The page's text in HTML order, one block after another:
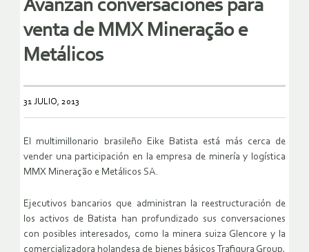
Avanzan conversaciones para
venta de MMX Mineração e
Metálicos
31 JULIO, 2013
El multimillonario brasileño Eike Batista está más cerca de
vender una participación en la empresa de minería y logística
MMX Mineração e Metálicos SA.
Ejecutivos bancarios que administran la reestructuración de
los activos de Batista han profundizado sus conversaciones
con posibles interesados, como la minera suiza Glencore y la
comercializadora holandesa de bienes básicos Trafigura Group,